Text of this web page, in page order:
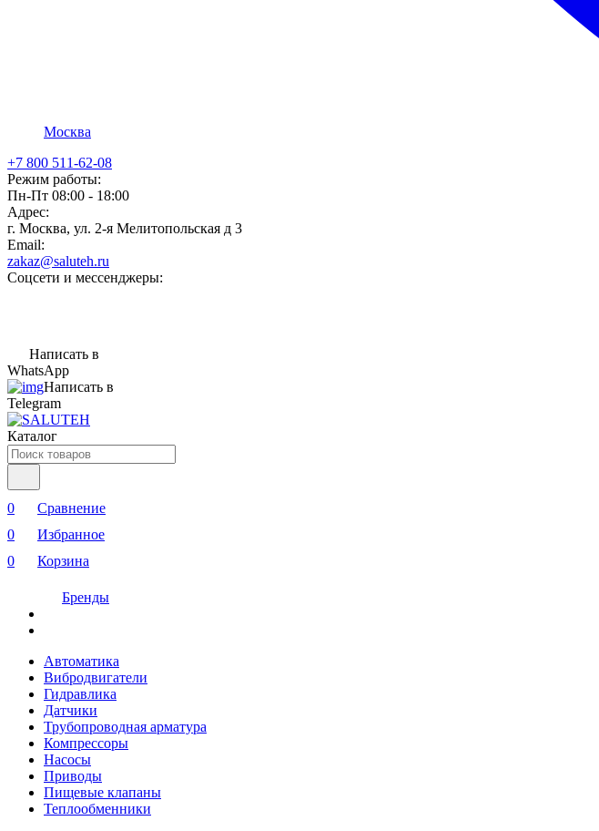
Москва
+7 800 511-62-08
Режим работы:
Пн-Пт 08:00 - 18:00
Адрес:
г. Москва, ул. 2-я Мелитопольская д 3
Email:
zakaz@saluteh.ru
Соцсети и мессенджеры:
Написать в
WhatsApp
Написать в
Telegram
Каталог
0
Сравнение
0
Избранное
0
Корзина
Бренды
Автоматика
Вибродвигатели
Гидравлика
Датчики
Трубопроводная арматура
Компрессоры
Насосы
Приводы
Пищевые клапаны
Теплообменники